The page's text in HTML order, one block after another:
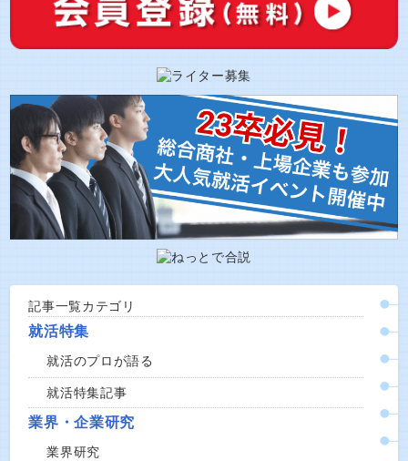
記事一覧カテゴリ
就活特集
就活のプロが語る
就活特集記事
業界・企業研究
業界研究